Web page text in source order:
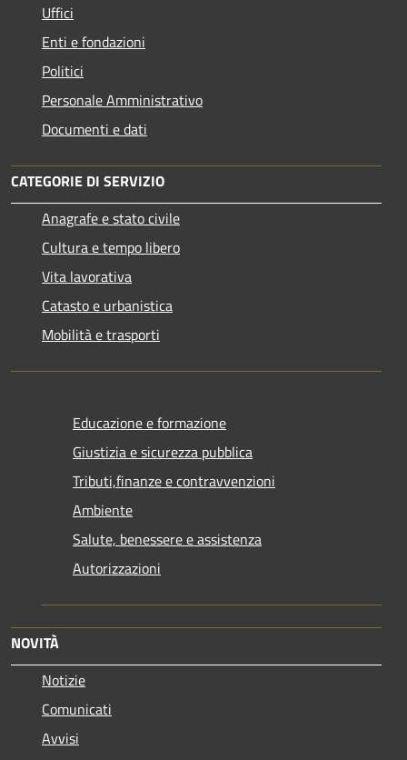
Uffici
Enti e fondazioni
Politici
Personale Amministrativo
Documenti e dati
CATEGORIE DI SERVIZIO
Anagrafe e stato civile
Cultura e tempo libero
Vita lavorativa
Catasto e urbanistica
Mobilità e trasporti
Educazione e formazione
Giustizia e sicurezza pubblica
Tributi,finanze e contravvenzioni
Ambiente
Salute, benessere e assistenza
Autorizzazioni
NOVITÀ
Notizie
Comunicati
Avvisi